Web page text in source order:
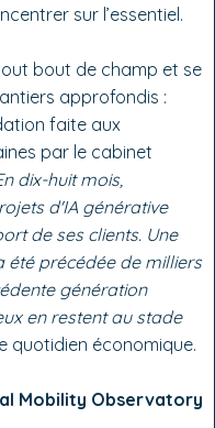
sur l’essentiel.
bout de champ et se
approfondis :
faite aux
par le cabinet
dix-huit mois,
d'IA générative
de ses clients. Une
été précédée de milliers
génération
en restent au stade
quotidien économique.
Mobility Observatory